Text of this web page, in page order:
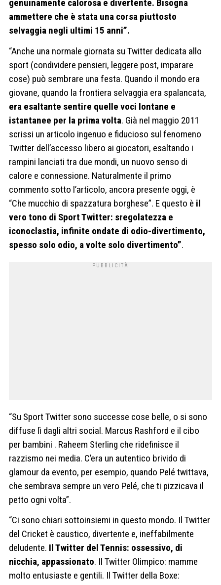
genuinamente calorosa e divertente. Bisogna
ammettere che è stata una corsa piuttosto
selvaggia negli ultimi 15 anni”.
“Anche una normale giornata su Twitter dedicata allo
sport (condividere pensieri, leggere post, imparare
cose) può sembrare una festa. Quando il mondo era
giovane, quando la frontiera selvaggia era spalancata,
era esaltante sentire quelle voci lontane e
istantanee per la prima volta. Già nel maggio 2011
scrissi un articolo ingenuo e fiducioso sul fenomeno
Twitter dell’accesso libero ai giocatori, esaltando i
rampini lanciati tra due mondi, un nuovo senso di
calore e connessione. Naturalmente il primo
commento sotto l’articolo, ancora presente oggi, è
“Che mucchio di spazzatura borghese”. E questo è il
vero tono di Sport Twitter: sregolatezza e
iconoclastia, infinite ondate di odio-divertimento,
spesso solo odio, a volte solo divertimento”.
“Su Sport Twitter sono successe cose belle, o si sono
diffuse lì dagli altri social. Marcus Rashford e il cibo
per bambini . Raheem Sterling che ridefinisce il
razzismo nei media. C’era un autentico brivido di
glamour da evento, per esempio, quando Pelé twittava,
che sembrava sempre un vero Pelé, che ti pizzicava il
petto ogni volta”.
“Ci sono chiari sottoinsiemi in questo mondo. Il Twitter
del Cricket è caustico, divertente e, ineffabilmente
deludente. Il Twitter del Tennis: ossessivo, di
nicchia, appassionato. Il Twitter Olimpico: mamme
molto entusiaste e gentili. Il Twitter della Boxe: